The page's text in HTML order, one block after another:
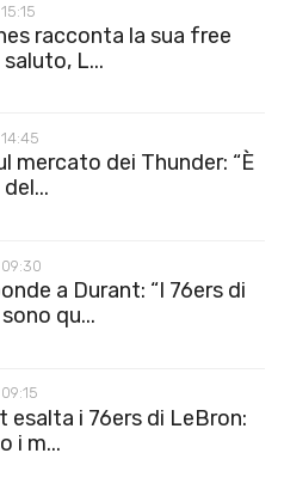
racconta la sua free
saluto, L...
mercato dei Thunder: “È
a Durant: “I 76ers di
qu...
esalta i 76ers di LeBron:
i m...